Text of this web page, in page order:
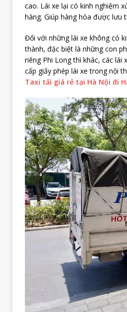
cao. Lái xe lại có kinh nghiệm
hàng. Giúp hàng hóa được lưu
Đối với những lái xe không có
thành, đặc biệt là những con
riêng Phi Long thì khác, các
cấp giấy phép lái xe trong nội
Taxi tải giá rẻ tại Hà Nội đi